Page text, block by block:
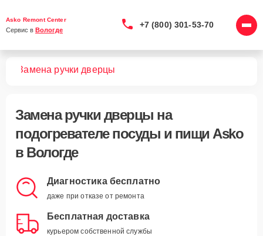
Asko Remont Center
Сервис в Вологде
+7 (800) 301-53-70
Замена ручки дверцы
Замена ручки дверцы на
подогревателе посуды и пищи Asko
в Вологде
Диагностика бесплатно
даже при отказе от ремонта
Бесплатная доставка
курьером собственной службы